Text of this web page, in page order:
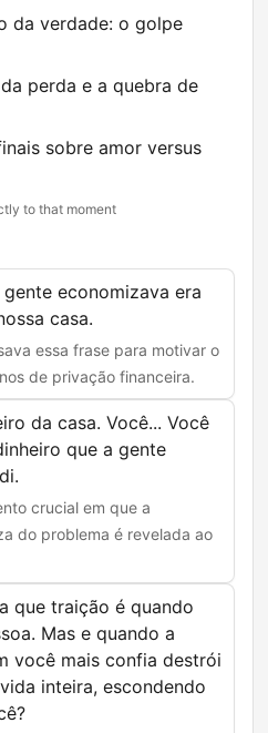
da verdade: o golpe
perda e a quebra de
sobre amor versus
to that moment
economizava era
casa.
essa frase para motivar o
de privação financeira.
da casa. Você... Você
que a gente
crucial em que a
do problema é revelada ao
que traição é quando
Mas e quando a
você mais confia destrói
inteira, escondendo